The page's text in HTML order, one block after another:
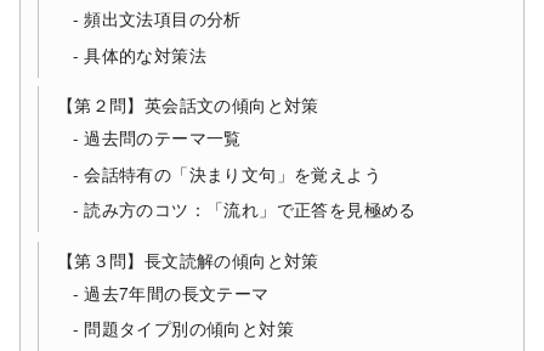
頻出文法項目の分析
具体的な対策法
【第２問】英会話文の傾向と対策
過去問のテーマ一覧
会話特有の「決まり文句」を覚えよう
読み方のコツ：「流れ」で正答を見極める
【第３問】長文読解の傾向と対策
過去7年間の長文テーマ
問題タイプ別の傾向と対策